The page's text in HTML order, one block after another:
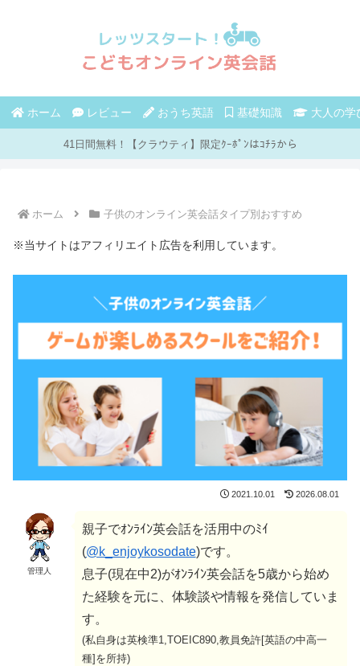
ホーム レビュー おうち英語 基礎知識 大人の学
41日間無料！【クラウティ】限定ｸｰﾎﾟﾝはｺﾁﾗから
ホーム 子供のオンライン英会話タイプ別おすすめ
※当サイトはアフィリエイト広告を利用しています。
2021.10.01 2026.08.01
管理人
親子でｵﾝﾗｲﾝ英会話を活用中のﾐｲ
(@k_enjoykosodate)です。
息子(現在中2)がｵﾝﾗｲﾝ英会話を5歳から始め
た経験を元に、体験談や情報を発信していま
す。
(私自身は英検準1,TOEIC890,教員免許[英語の中高一
種]を所持)